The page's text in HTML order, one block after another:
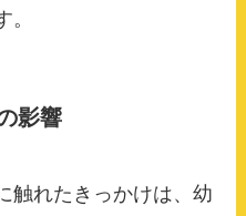
影響
触れたきっかけは、幼